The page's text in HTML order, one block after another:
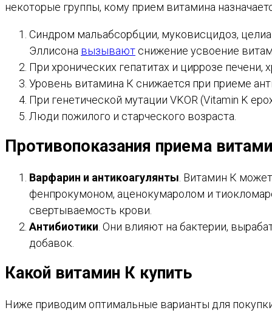
некоторые группы, кому прием витамина
Синдром мальабсорбции, муковисцидоз,
Эллисона вызывают снижение усвоение
При хронических гепатитах и циррозе
Уровень витамина К снижается при приеме
При генетической мутации VKOR (Vitamin K
Люди пожилого и старческого возраста.
Противопоказания приема
Варфарин и антикоагулянты . Витамин К
фенпрокумоном, аценокумаролом и
свертываемость крови.
Антибиотики . Они влияют на бактерии,
добавок.
Какой витамин К купить
Ниже приводим оптимальные варианты для